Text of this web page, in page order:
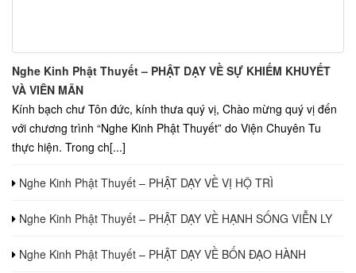
Nghe Kinh Phật Thuyết – PHẬT DẠY VỀ SỰ KHIẾM KHUYẾT
VÀ VIÊN MÃN
Kính bạch chư Tôn đức, kính thưa quý vị, Chào mừng quý vị đến
với chương trình “Nghe Kinh Phật Thuyết” do Viện Chuyên Tu
thực hiện. Trong ch[...]
Nghe Kinh Phật Thuyết – PHẬT DẠY VỀ VỊ HỘ TRÌ
Nghe Kinh Phật Thuyết – PHẬT DẠY VỀ HẠNH SỐNG VIỄN LY
Nghe Kinh Phật Thuyết – PHẬT DẠY VỀ BỐN ĐẠO HÀNH